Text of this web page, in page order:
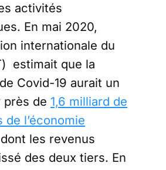
activités
En mai 2020,
internationale du
estimait que la
Covid-19 aurait un
près de 1,6 milliard de
de l’économie
dont les revenus
des deux tiers. En